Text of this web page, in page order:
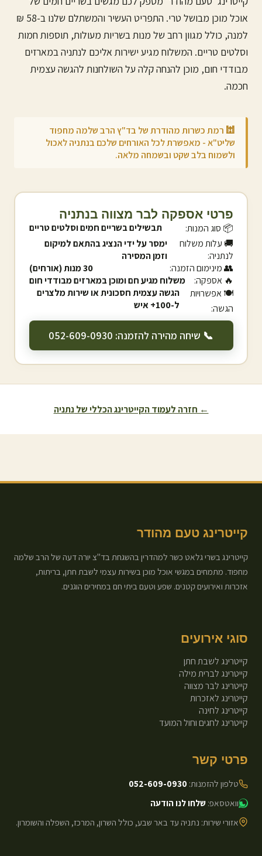
אוכל מוכן מבושל טרי. התפריט העשיר והמשתלם שלנו ב-58 ₪
למנה, כולל מגוון רחב של מנות בשריות מעולות, תוספות חמות
וסלטים טריים. המשלוח מגיע ישירות אליכם לנתניהבמארזים
מבודדי חום, מוכן להנחה קלה על השולחנות להגשה עצמית
חכמה.
🕍 רמת כשרות מהודרת של בד"ץ הרב שלמה מחפוד
שליט"א - מאפשרת לכל האורחים שלכם בנתניהלאכול
ולשמוח בלב שקט ובשמחה מלאה.
פרטי אספקה לבר מצווה בנתניה
📦 סוג המנות:
תבשילים בשריים חמים וסלטים טריים
🚚 עלות משלוח
לנתניה:
ימסר על ידי הנציג בהתאם למיקום
וזמן המסירה
👥 מינימום הזמנה:
30 מנות (אורחים)
🔥 אספקה:
משלוח מגיע חם ומוכן במארזים מבודדי חום
🍽️ אפשרויות
הגשה:
הגשה עצמית חסכונית או שירות מלצרים
ל-100+ איש
📞 שיחה מהירה להזמנה: 052-609-0930
← חזרה לעמוד הקייטרינג הכללי שלנתניה
קייטרינג טעם מהודר
קייטרינג בשרי גלאט כשר למהדרין בהשגחת בד"צ יורה דעה של הרב שלמה
מחפוד. מתמחים במגשי אוכל מוכן בשירות עצמי לשבת חתן, בריתות,
אזכרות ואירועים קטנים. שפע וטעם ביתי חם במחירים הוגנים.
סוגי אירועים
קייטרינג לשבת חתן
קייטרינג לברית מילה
קייטרינג לבר מצווה
קייטרינג לאזכרות
קייטרינג לחינה
קייטרינג לחגים וחול המועד
פרטי קשר
טלפון להזמנות: 052-609-0930
וואטסאפ: שלחו לנו הודעה
אזורי שירות: נתניה עד באר שבע, כולל השרון, המרכז, השפלה והשומרון.